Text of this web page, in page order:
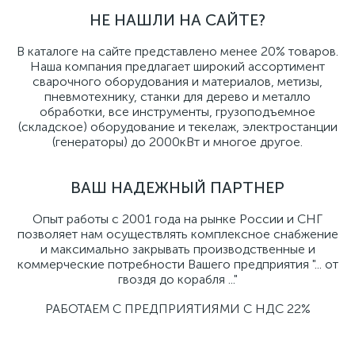
НЕ НАШЛИ НА САЙТЕ?
В каталоге на сайте представлено менее 20% товаров.
Наша компания предлагает широкий ассортимент
сварочного оборудования и материалов, метизы,
пневмотехнику, станки для дерево и металло
обработки, все инструменты, грузоподъемное
(складское) оборудование и текелаж, электростанции
(генераторы) до 2000кВт и многое другое.
ВАШ НАДЕЖНЫЙ ПАРТНЕР
Опыт работы с 2001 года на рынке России и СНГ
позволяет нам осуществлять комплексное снабжение
и максимально закрывать производственные и
коммерческие потребности Вашего предприятия "... от
гвоздя до корабля ..."
РАБОТАЕМ С ПРЕДПРИЯТИЯМИ С НДС 22%